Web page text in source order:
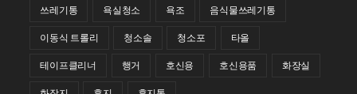
쓰레기통 욕실청소 욕조 음식물쓰레기통
이동식 트롤리 청소솔 청소포 타올
테이프클리너 행거 호신용 호신용품 화장실